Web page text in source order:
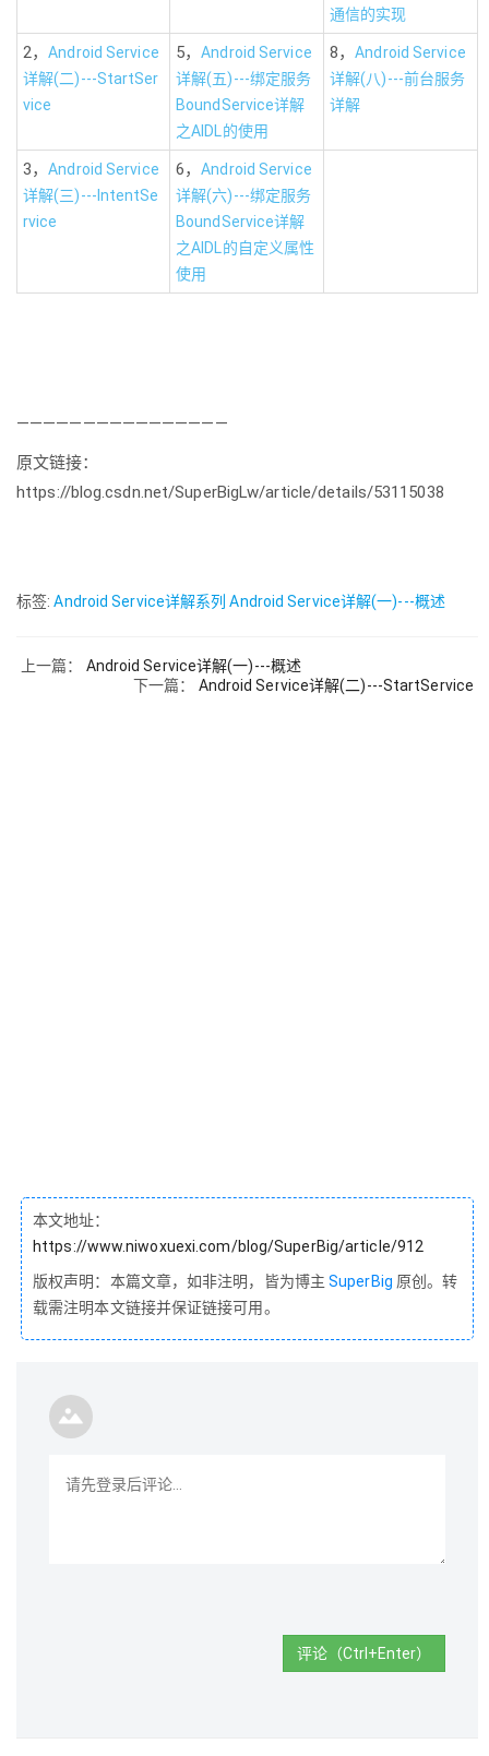
通信的实现
2，Android Service
详解(二)---StartSer
vice
5，Android Service
详解(五)---绑定服务
BoundService详解
之AIDL的使用
8，Android Service
详解(八)---前台服务
详解
3，Android Service
详解(三)---IntentSe
rvice
6，Android Service
详解(六)---绑定服务
BoundService详解
之AIDL的自定义属性
使用
————————————————
原文链接：
https://blog.csdn.net/SuperBigLw/article/details/53115038
标签:Android Service详解系列 Android Service详解(一)---概述
上一篇： Android Service详解(一)---概述
下一篇： Android Service详解(二)---StartService
本文地址：
https://www.niwoxuexi.com/blog/SuperBig/article/912
版权声明：本篇文章，如非注明，皆为博主SuperBig 原创。转
载需注明本文链接并保证链接可用。
评论（Ctrl+Enter）